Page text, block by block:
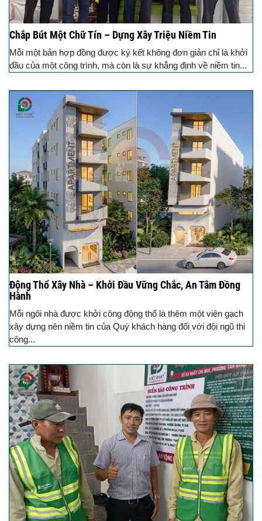
Chắp Bút Một Chữ Tín – Dựng Xây Triệu Niềm Tin
Mỗi một bản hợp đồng được ký kết không đơn giản chỉ là khởi
đầu của một công trình, mà còn là sự khẳng định về niềm tin...
Động Thổ Xây Nhà – Khởi Đầu Vững Chắc, An Tâm Đồng
Hành
Mỗi ngôi nhà được khởi công động thổ là thêm một viên gạch
xây dựng nên niềm tin của Quý khách hàng đối với đội ngũ thi
công...